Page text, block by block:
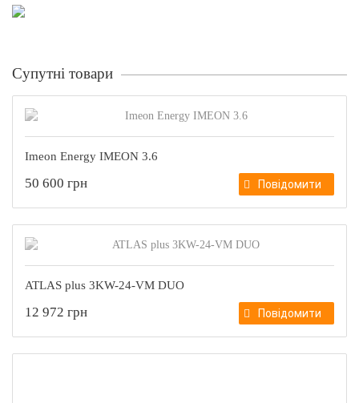
Супутні товари
Imeon Energy IMEON 3.6
50 600 грн Повідомити
ATLAS plus 3KW-24-VM DUO
12 972 грн Повідомити